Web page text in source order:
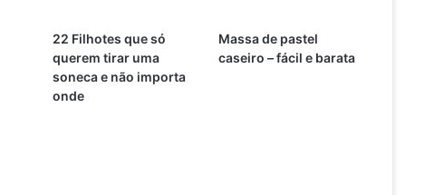
22 Filhotes que só
querem tirar uma
soneca e não importa
onde
Massa de pastel
caseiro – fácil e barata